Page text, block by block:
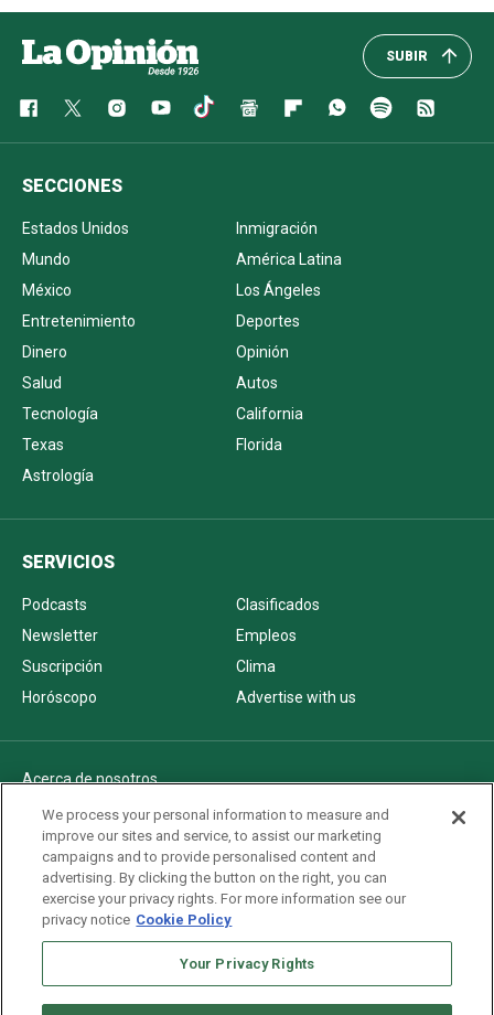
SUBIR
SECCIONES
Estados Unidos
Inmigración
Mundo
América Latina
México
Los Ángeles
Entretenimiento
Deportes
Dinero
Opinión
Salud
Autos
Tecnología
California
Texas
Florida
Astrología
SERVICIOS
Podcasts
Clasificados
Newsletter
Empleos
Suscripción
Clima
Horóscopo
Advertise with us
Acerca de nosotros
Politica de privacidad
Pautas Editoriales
AdChoices
Advertise with us
Newsletters
We process your personal information to measure and
improve our sites and service, to assist our marketing
campaigns and to provide personalised content and
advertising. By clicking the button on the right, you can
exercise your privacy rights. For more information see our
privacy notice Cookie Policy
Your Privacy Rights